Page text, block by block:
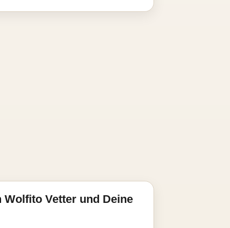
Wolfito Vetter und Deine